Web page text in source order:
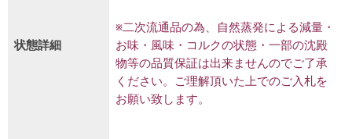
状態詳細
※二次流通品の為、自然蒸発による減量・
お味・風味・コルクの状態・一部の沈殿
物等の品質保証は出来ませんのでご了承
ください。ご理解頂いた上でのご入札を
お願い致します。